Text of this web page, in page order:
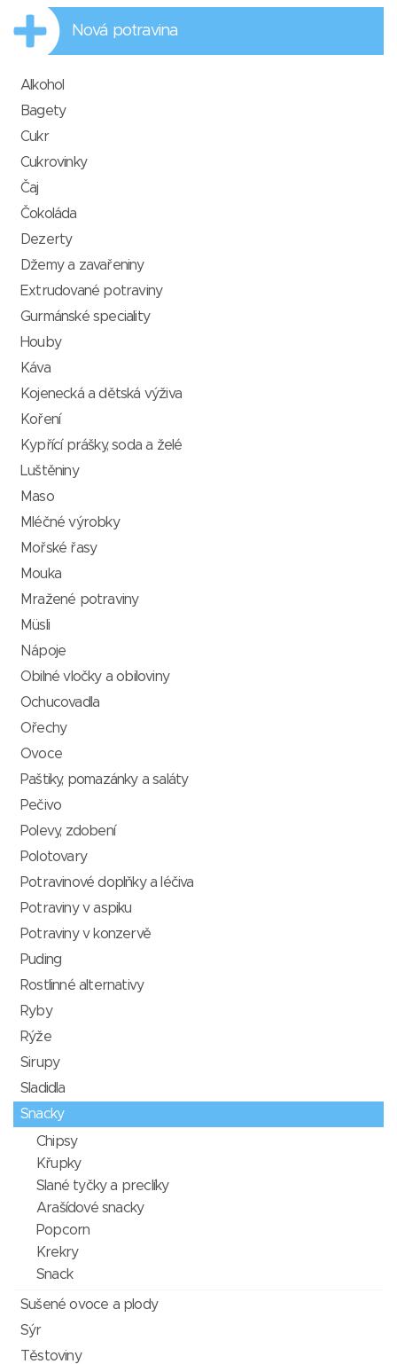
Nová potravina
Alkohol
Bagety
Cukr
Cukrovinky
Čaj
Čokoláda
Dezerty
Džemy a zavařeniny
Extrudované potraviny
Gurmánské speciality
Houby
Káva
Kojenecká a dětská výživa
Koření
Kypřící prášky, soda a želé
Luštěniny
Maso
Mléčné výrobky
Mořské řasy
Mouka
Mražené potraviny
Müsli
Nápoje
Obilné vločky a obiloviny
Ochucovadla
Ořechy
Ovoce
Paštiky, pomazánky a saláty
Pečivo
Polevy, zdobení
Polotovary
Potravinové doplňky a léčiva
Potraviny v aspiku
Potraviny v konzervě
Puding
Rostlinné alternativy
Ryby
Rýže
Sirupy
Sladidla
Snacky
Chipsy
Křupky
Slané tyčky a preclíky
Arašídové snacky
Popcorn
Krekry
Snack
Sušené ovoce a plody
Sýr
Těstoviny